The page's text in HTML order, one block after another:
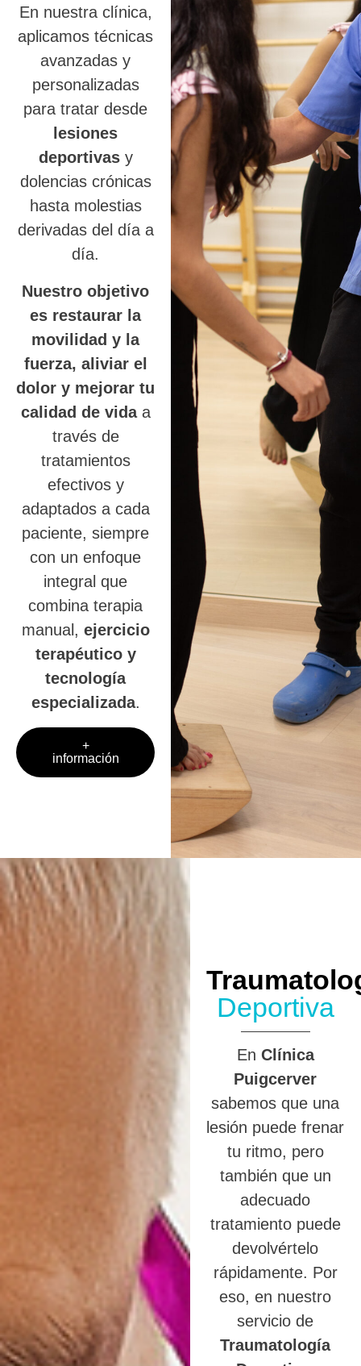
En nuestra clínica,
aplicamos técnicas
avanzadas y
personalizadas
para tratar desde
lesiones
deportivasy
dolencias crónicas
hasta molestias
derivadas del día a
día.
Nuestro objetivo
es restaurar la
movilidad y la
fuerza, aliviar el
dolor y mejorar tu
calidad de vidaa
través de
tratamientos
efectivos y
adaptados a cada
paciente, siempre
con un enfoque
integral que
combina terapia
manual, ejercicio
terapéutico y
tecnología
especializada.
+
información
Deportiva
En Clínica
Puigcerver
sabemos que una
lesión puede frenar
tu ritmo, pero
también que un
adecuado
tratamiento puede
devolvértelo
rápidamente. Por
eso, en nuestro
servicio de
Traumatología